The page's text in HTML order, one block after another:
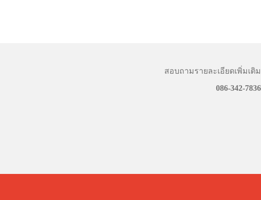
สอบถามรายละเอียดเพิ่มเติม
086-342-7836